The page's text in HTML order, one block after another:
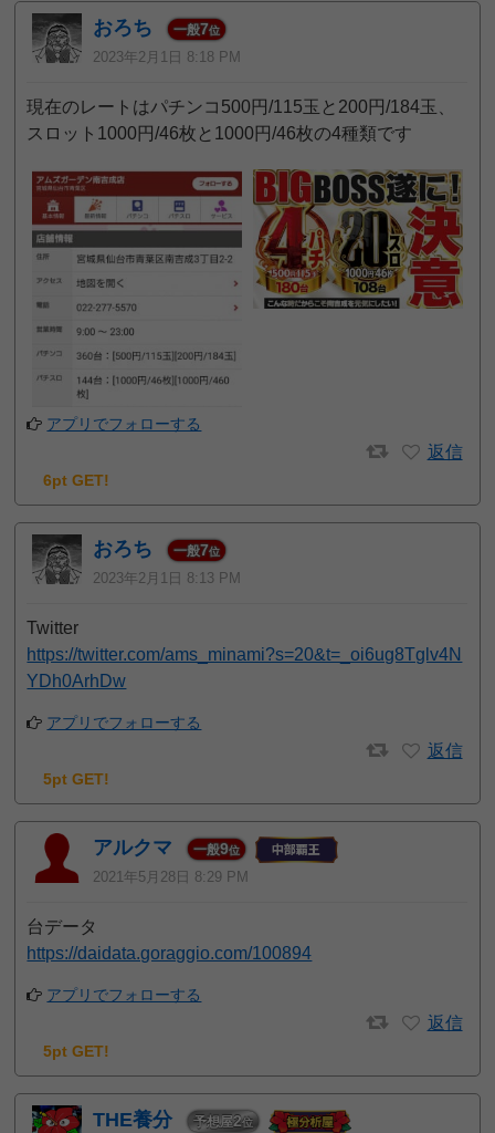
おろち 一般7位
2023年2月1日 8:18 PM
現在のレートはパチンコ500円/115玉と200円/184玉、
スロット1000円/46枚と1000円/46枚の4種類です
アプリでフォローする
返信
6pt GET!
おろち 一般7位
2023年2月1日 8:13 PM
Twitter
https://twitter.com/ams_minami?s=20&t=_oi6ug8Tglv4N
YDh0ArhDw
アプリでフォローする
返信
5pt GET!
アルクマ 一般9位
2021年5月28日 8:29 PM
台データ
https://daidata.goraggio.com/100894
アプリでフォローする
返信
5pt GET!
THE養分 予想屋2位